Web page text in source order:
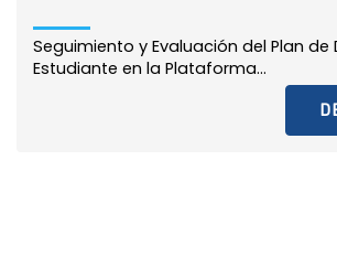
Seguimiento y Evaluación del Plan de
Estudiante en la Plataforma...